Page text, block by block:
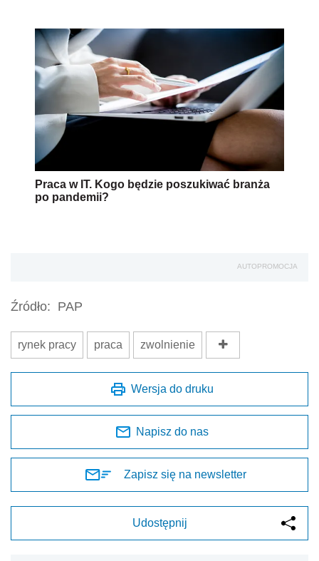
Praca w IT. Kogo będzie poszukiwać branża
po pandemii?
AUTOPROMOCJA
Źródło: PAP
rynek pracy praca zwolnienie
Wersja do druku
Napisz do nas
Zapisz się na newsletter
Udostępnij